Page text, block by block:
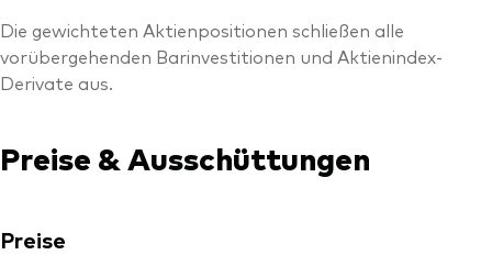
Die gewichteten Aktienpositionen schließen alle
vorübergehenden Barinvestitionen und Aktienindex-
Derivate aus.
Preise & Ausschüttungen
Preise